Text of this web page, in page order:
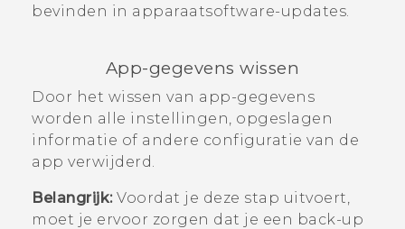
bevinden in apparaatsoftware-updates.
App-gegevens wissen
Door het wissen van app-gegevens
worden alle instellingen, opgeslagen
informatie of andere configuratie van de
app verwijderd.
Belangrijk:Voordat je deze stap uitvoert,
moet je ervoor zorgen dat je een back-up